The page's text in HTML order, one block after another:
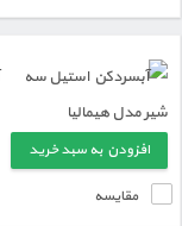
افزودن به سبد خرید
مقایسه